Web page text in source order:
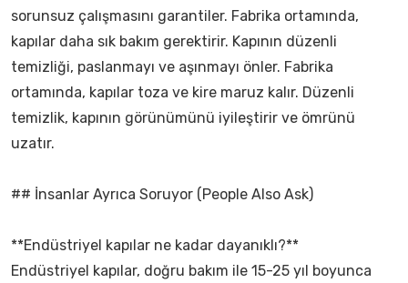
sorunsuz çalışmasını garantiler. Fabrika ortamında,
kapılar daha sık bakım gerektirir. Kapının düzenli
temizliği, paslanmayı ve aşınmayı önler. Fabrika
ortamında, kapılar toza ve kire maruz kalır. Düzenli
temizlik, kapının görünümünü iyileştirir ve ömrünü
uzatır.
## İnsanlar Ayrıca Soruyor (People Also Ask)
**Endüstriyel kapılar ne kadar dayanıklı?**
Endüstriyel kapılar, doğru bakım ile 15-25 yıl boyunca